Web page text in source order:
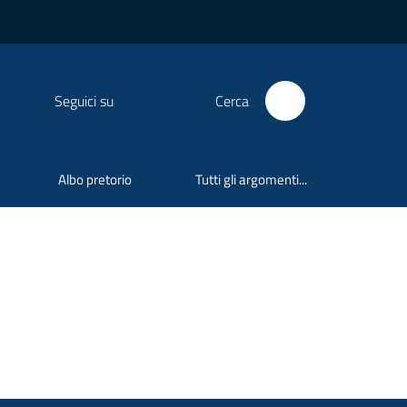
Seguici su Cerca
Albo pretorio Tutti gli argomenti...